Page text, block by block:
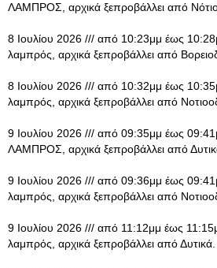
ΛΑΜΠΡΟΣ, αρχικά ξεπροβάλλει από
8 Ιουλίου 2026 /// από 10:23μμ έως
λαμπρός, αρχικά ξεπροβάλλει από
8 Ιουλίου 2026 /// από 10:32μμ έως
λαμπρός, αρχικά ξεπροβάλλει από
9 Ιουλίου 2026 /// από 09:35μμ έως
ΛΑΜΠΡΟΣ, αρχικά ξεπροβάλλει από
9 Ιουλίου 2026 /// από 09:36μμ έως
λαμπρός, αρχικά ξεπροβάλλει από
9 Ιουλίου 2026 /// από 11:12μμ έως
λαμπρός, αρχικά ξεπροβάλλει από Δυτικά.